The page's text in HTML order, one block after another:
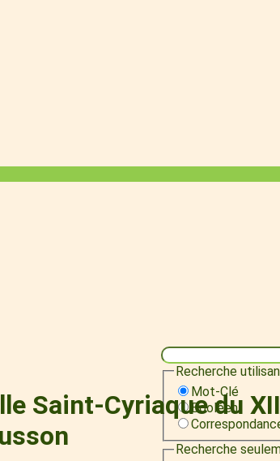
Recherche
Mot-Clé
Booléen
Recherche
Saint-Cyriaque du